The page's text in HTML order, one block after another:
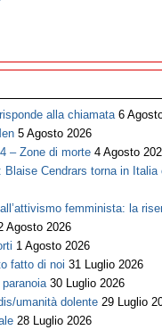
alla chiamata 6
5 Agosto 2026
– Zone di morte 4 Agosto
Blaise Cendrars torna in
femminista: la
Agosto 2026
1 Agosto 2026
fatto di noi 31 Luglio 2026
30 Luglio 2026
umanità dolente 29 Luglio
28 Luglio 2026